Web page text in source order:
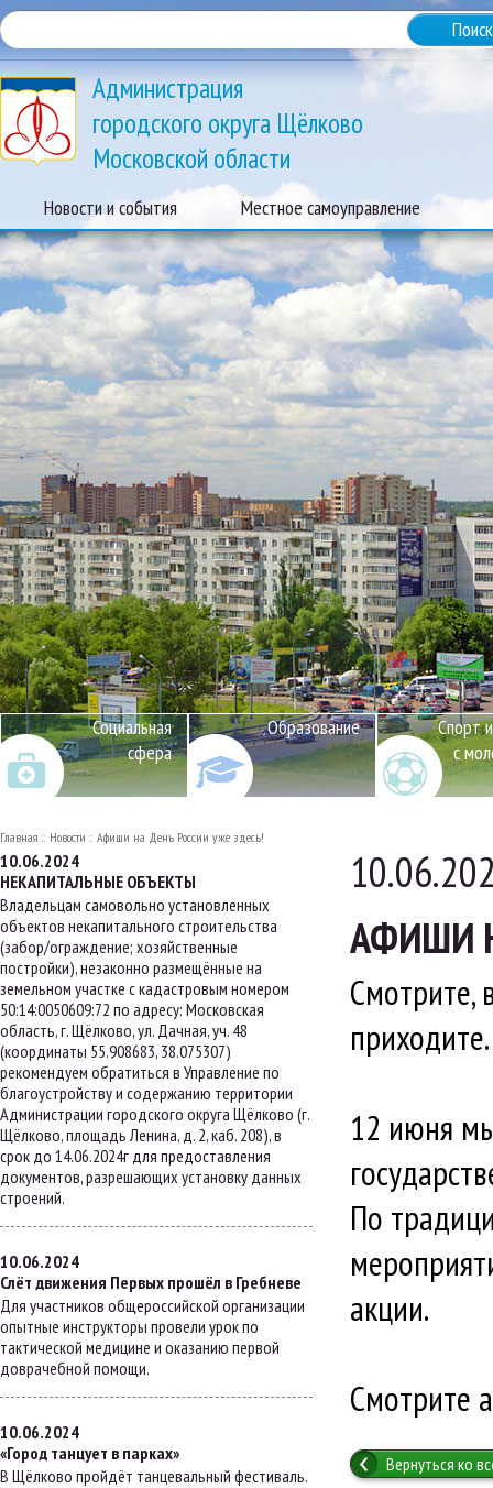
Администрация
городского округа Щёлково
Московской области
Новости и события Местное самоуправление
Социальная
сфера
Образование
Спорт
с
Главная Новости Афиши на День России уже здесь!
10.06.2024
НЕКАПИТАЛЬНЫЕ ОБЪЕКТЫ
Владельцам самовольно установленных
объектов некапитального строительства
(забор/ограждение; хозяйственные
постройки), незаконно размещённые на
земельном участке с кадастровым номером
50:14:0050609:72 по адресу: Московская
область, г. Щёлково, ул. Дачная, уч. 48
(координаты 55.908683, 38.075307)
рекомендуем обратиться в Управление по
благоустройству и содержанию территории
Администрации городского округа Щёлково (г.
Щёлково, площадь Ленина, д. 2, каб. 208), в
срок до 14.06.2024г для предоставления
документов, разрешающих установку данных
строений.
10.06.2024
Слёт движения Первых прошёл в Гребневе
Для участников общероссийской организации
опытные инструкторы провели урок по
тактической медицине и оказанию первой
доврачебной помощи.
10.06.2024
«Город танцует в парках»
В Щёлково пройдёт танцевальный фестиваль.
АФИШИ
Смотрите,
приходите.
12 июня
По
акции.
Смотрите
Вернуться ко